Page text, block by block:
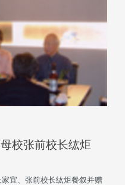
校张前校长纮炬
、张前校长纮炬餐叙并赠